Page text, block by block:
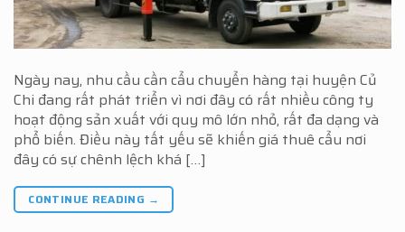
Ngày nay, nhu cầu cần cẩu chuyển hàng tại huyện Củ
Chi đang rất phát triển vì nơi đây có rất nhiều công ty
hoạt động sản xuất với quy mô lớn nhỏ, rất đa dạng và
phổ biến. Điều này tất yếu sẽ khiến giá thuê cẩu nơi
đây có sự chênh lệch khá […]
CONTINUE READING →